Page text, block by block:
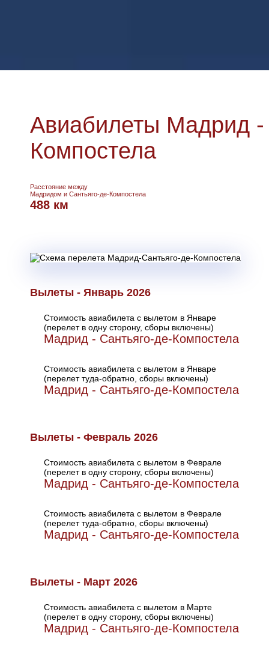
Авиабилеты Мадрид -
Компостела
Расстояние между
Мадридом и Сантьяго-де-Компостела
488 км
Вылеты - Январь 2026
Стоимость авиабилета с вылетом в Январе
(перелет в одну сторону, сборы включены)
Мадрид - Сантьяго-де-Компостела
Стоимость авиабилета с вылетом в Январе
(перелет туда-обратно, сборы включены)
Мадрид - Сантьяго-де-Компостела
Вылеты - Февраль 2026
Стоимость авиабилета с вылетом в Феврале
(перелет в одну сторону, сборы включены)
Мадрид - Сантьяго-де-Компостела
Стоимость авиабилета с вылетом в Феврале
(перелет туда-обратно, сборы включены)
Мадрид - Сантьяго-де-Компостела
Вылеты - Март 2026
Стоимость авиабилета с вылетом в Марте
(перелет в одну сторону, сборы включены)
Мадрид - Сантьяго-де-Компостела